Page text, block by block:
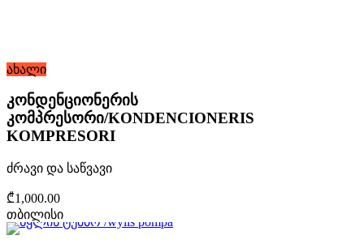
ახალი
კონდენციონერის
კომპრესორი/KONDENCIONERIS
KOMPRESORI
ძრავი და საწვავი
₾1,000.00
თბილისი